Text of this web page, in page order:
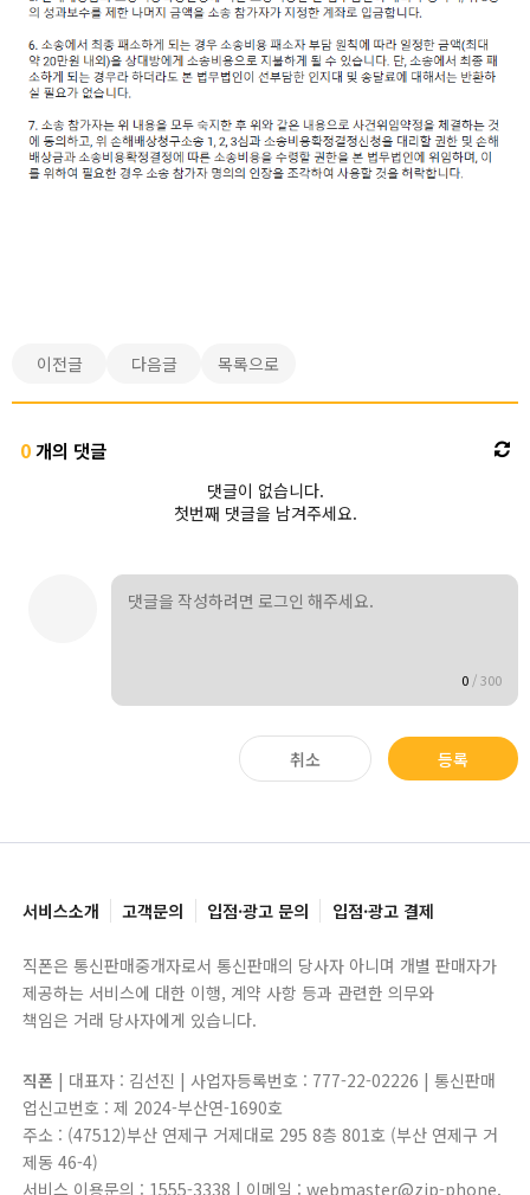
이전글 다음글 목록으로
0개의 댓글
댓글이 없습니다.
첫번째 댓글을 남겨주세요.
0 /300
취소 등록
서비스소개 고객문의 입점·광고 문의 입점·광고 결제
직폰은 통신판매중개자로서 통신판매의 당사자 아니며 개별 판매자가
제공하는 서비스에 대한 이행, 계약 사항 등과 관련한 의무와
책임은 거래 당사자에게 있습니다.
직폰 | 대표자 : 김선진 | 사업자등록번호 : 777-22-02226 | 통신판매
업신고번호 : 제 2024-부산연-1690호
주소 : (47512)부산 연제구 거제대로 295 8층 801호 (부산 연제구 거
제동 46-4)
서비스 이용문의 : 1555-3338 | 이메일 : webmaster@zip-phone.